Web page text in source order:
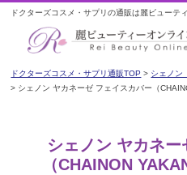
ドクターズコスメ・サプリの通販は麗ビューテ
ドクターズコスメ・サプリ通販TOP
シェノン
シェノン ヤカネーゼ フェイスカバー（
シェノン ヤカネ
（CHAINON